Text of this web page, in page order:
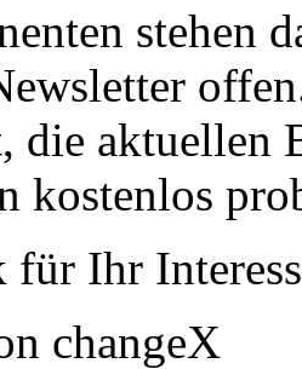
stehen
aktuellen
kostenlos
für Ihr
changeX